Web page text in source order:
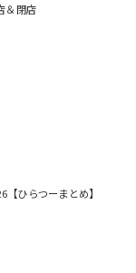
＆閉店
ひらつーまとめ】